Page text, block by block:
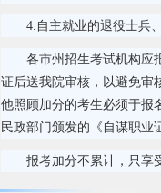
4.自主就业的退役士兵
各市州招生考试机构应
证后送我院审核，以避免审
他照顾加分的考生必须于报
民政部门颁发的《自谋职业
报考加分不累计，只享